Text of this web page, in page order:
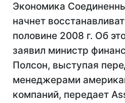
Экономика
начнет
половине 2008 г. Об
заявил министр
Полсон, выступая
менеджерами
компаний, передает